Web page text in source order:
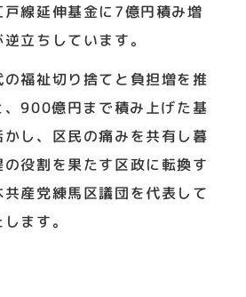
戸線延伸基金に7億円積み増
立ちしています。
福祉切り捨てと負担増を推
、900億円まで積み上げた基
し、区民の痛みを共有し暮
役割を果たす区政に転換す
産党練馬区議団を代表して
ます。